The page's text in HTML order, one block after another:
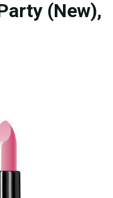
(New),